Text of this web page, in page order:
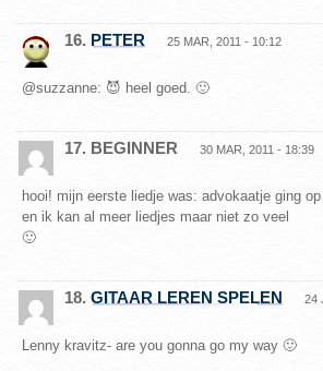
16. PETER 25 MAR, 2011 - 10:12
@suzzanne: 😈 heel goed. 🙂
17. BEGINNER 30 MAR, 2011 - 18:39
hooi! mijn eerste liedje was: advokaatje ging
en ik kan al meer liedjes maar niet zo veel
🙂
18. GITAAR LEREN SPELEN 24
Lenny kravitz- are you gonna go my way 🙂